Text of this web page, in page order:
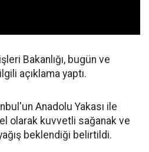
Bakanlığı, bugün ve
açıklama yaptı.
Anadolu Yakası ile
olarak kuvvetli sağanak ve
beklendiği belirtildi.